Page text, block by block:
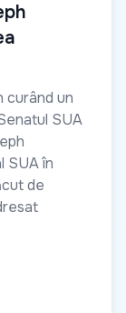
curând un
SUA
SUA în
de